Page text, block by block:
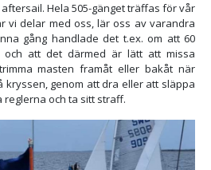
Hela 505-gänget träffas för vår
vi delar med oss, lär oss av varandra
gång handlade det t.ex. om att 60
och att det därmed är lätt att missa
masten framåt eller bakåt när
kryssen, genom att dra eller att släppa
och ta sitt straff.